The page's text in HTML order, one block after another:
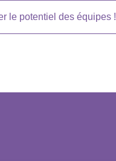
le potentiel des équipes !